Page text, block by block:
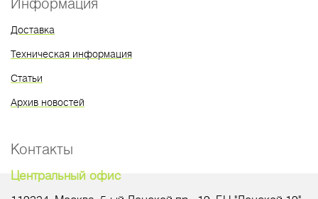
Информация
Доставка
Техническая информация
Статьи
Архив новостей
Контакты
Центральный офис